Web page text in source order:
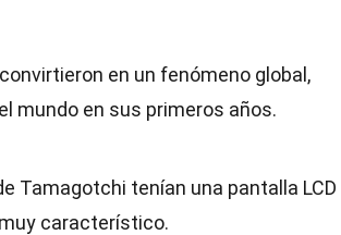
en un fenómeno global,
mundo en sus primeros años.
Tamagotchi tenían una pantalla LCD
característico.